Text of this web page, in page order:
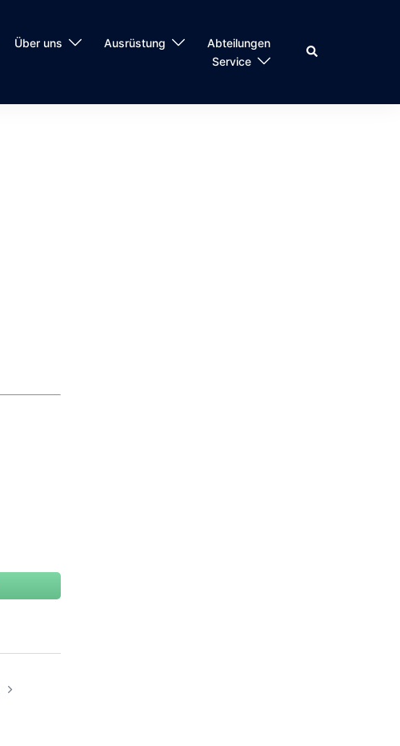
Über uns Ausrüstung
Abteilungen
Service
Suche